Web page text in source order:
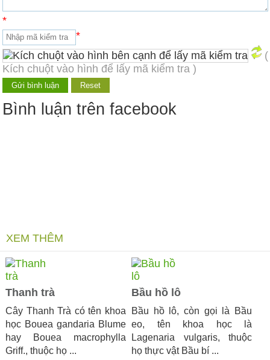
*
*
(
Kích chuột vào hình để lấy mã kiểm tra )
Bình luận trên facebook
XEM THÊM
Thanh trà
Cây Thanh Trà có tên khoa
học Bouea gandaria Blume
hay Bouea macrophylla
Griff., thuộc họ ...
Bầu hồ lô
Bầu hồ lô, còn gọi là Bầu
eo, tên khoa học là
Lagenaria vulgaris, thuộc
họ thực vật Bầu bí ...